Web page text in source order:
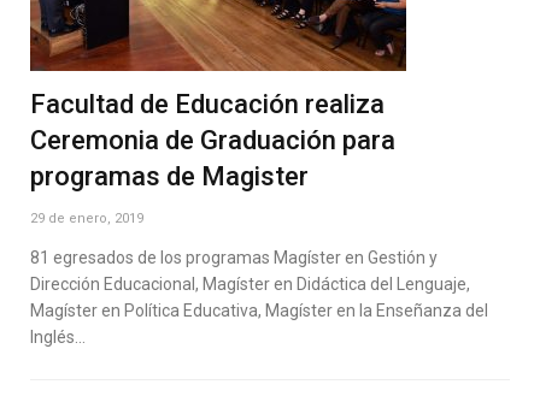
Facultad de Educación realiza
Ceremonia de Graduación para
programas de Magister
29 de enero, 2019
81 egresados de los programas Magíster en Gestión y
Dirección Educacional, Magíster en Didáctica del Lenguaje,
Magíster en Política Educativa, Magíster en la Enseñanza del
Inglés…